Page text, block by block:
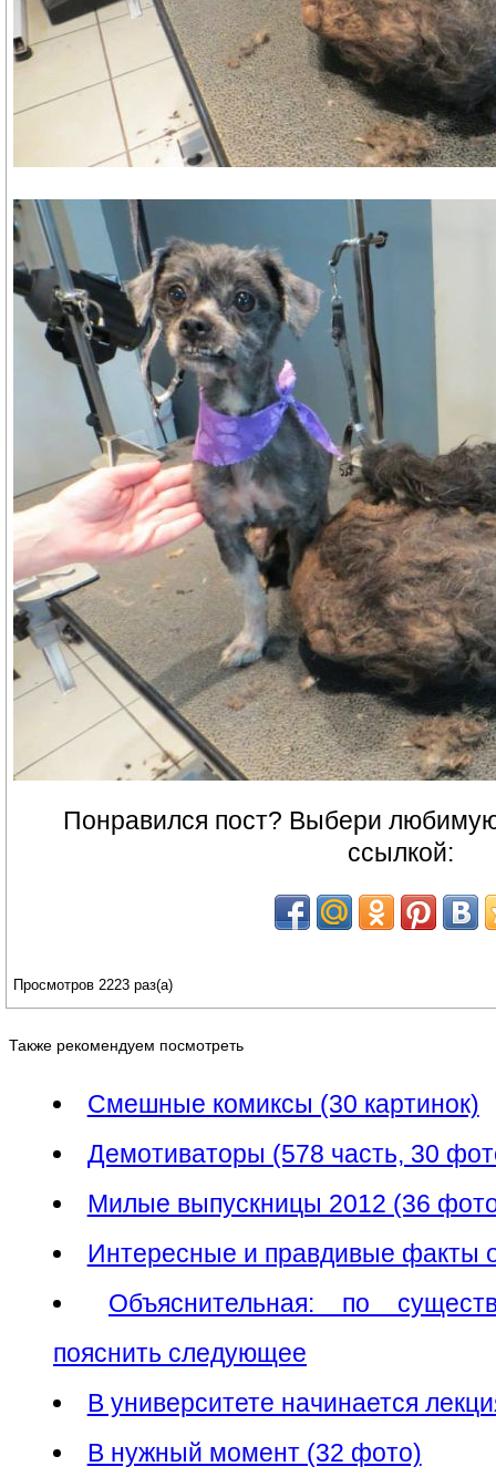
Понравился пост? Выбери
ссылкой:
Просмотров 2223 раз(а)
Также рекомендуем посмотреть
Смешные комиксы (30 картинок)
Демотиваторы (578 часть, 30
Милые выпускницы 2012 (36
Интересные и правдивые факты
Объяснительная: по
пояснить следующее
В университете начинается
В нужный момент (32 фото)